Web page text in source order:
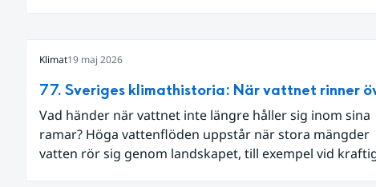
Klimat19 maj 2026
77. Sveriges klimathistoria: När vattnet rinner
Vad händer när vattnet inte längre håller sig inom sina
ramar? Höga vattenflöden uppstår när stora mängder
vatten rör sig genom landskapet, till exempel vid